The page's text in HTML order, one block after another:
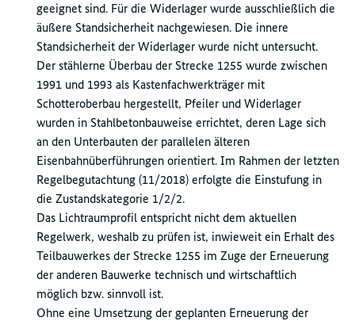
geeignet sind. Für die Widerlager wurde ausschließlich die
äußere Standsicherheit nachgewiesen. Die innere
Standsicherheit der Widerlager wurde nicht untersucht.
Der stählerne Überbau der Strecke 1255 wurde zwischen
1991 und 1993 als Kastenfachwerkträger mit
Schotteroberbau hergestellt, Pfeiler und Widerlager
wurden in Stahlbetonbauweise errichtet, deren Lage sich
an den Unterbauten der parallelen älteren
Eisenbahnüberführungen orientiert. Im Rahmen der letzten
Regelbegutachtung (11/2018) erfolgte die Einstufung in
die Zustandskategorie 1/2/2.
Das Lichtraumprofil entspricht nicht dem aktuellen
Regelwerk, weshalb zu prüfen ist, inwieweit ein Erhalt des
Teilbauwerkes der Strecke 1255 im Zuge der Erneuerung
der anderen Bauwerke technisch und wirtschaftlich
möglich bzw. sinnvoll ist.
Ohne eine Umsetzung der geplanten Erneuerung der